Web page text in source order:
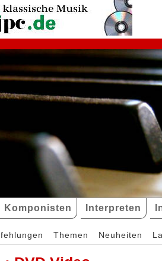
Komponisten Interpreten
Themen Neuheiten